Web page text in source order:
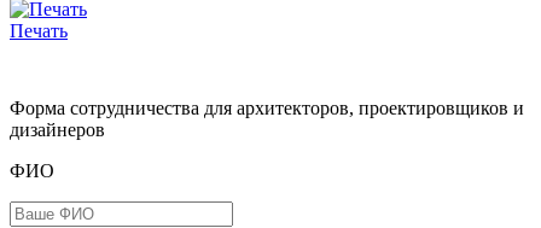
Печать
Форма сотрудничества для архитекторов, проектировщиков и
дизайнеров
ФИО